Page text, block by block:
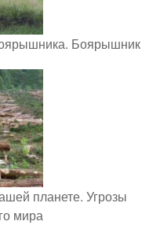
Боярышник
планете. Угрозы
мира